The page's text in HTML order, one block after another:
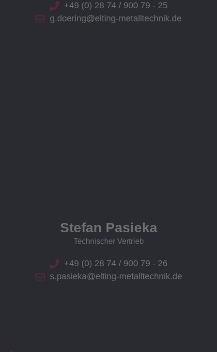
+49 (0) 28 74 / 900 79 - 25
g.doering@elting-metalltechnik.de
Stefan Pasieka
Technischer Vertrieb
+49 (0) 28 74 / 900 79 - 26
s.pasieka@elting-metalltechnik.de